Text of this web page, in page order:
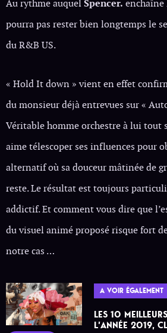
Au rythme auquelSpencer.
pourra pas rester bien longtemps le
du R&B US.
« Hold It down » vient en effet
du monsieur déjà entrevues sur «
Véritable homme orchestre à lui tout
aime télescoper ses influences pour
alternatif où sa douceur mâtinée de
reste. Le résultat est toujours
addictif. Et comment vous dire que
du visuel animé proposé risque fort
notre cas …
A VOIR ÉGALEMENT
LES 10
L’ANNÉE 2019,